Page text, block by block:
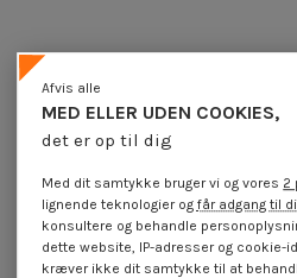
MED ELLER UDEN COOKIES,
det er op til dig
Afvis alle
Med dit samtykke bruger vi og vores 2
lignende teknologier ogfår adgang til
konsultere og behandle
dette website, IP-adresser og cookie-
kræver ikke dit samtykke til at